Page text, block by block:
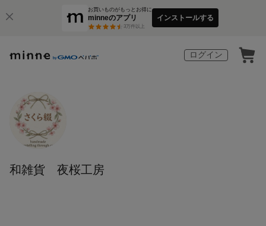
お買いものがもっとお得に
minneのアプリ
3万件以上
インストールする
ログイン
和雑貨 夜桜工房